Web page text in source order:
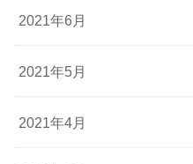
2021年6月
2021年5月
2021年4月